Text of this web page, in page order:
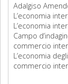
Adalgiso
L’economia
L’economia
Campo
commercio
L’economia
commercio